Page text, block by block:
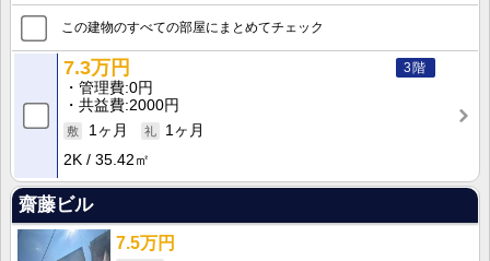
この建物のすべての部屋にまとめてチェック
3階
7.3万円
管理費 0円
共益費 2000円
1ヶ月
1ヶ月
2K
35.42㎡
齋藤ビル
7.5万円